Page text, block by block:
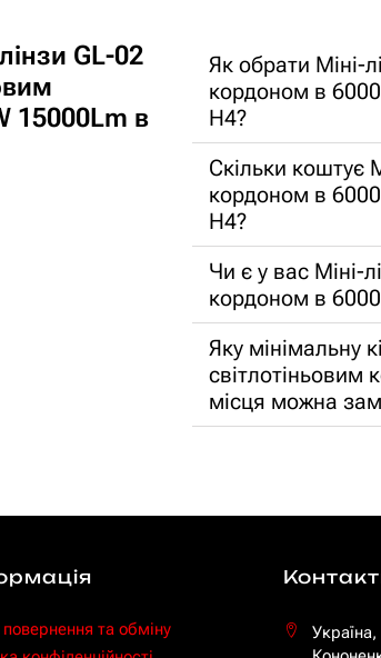
GL-02
15000Lm в
Як обрати Міні-
кордоном в
H4?
Скільки коштує
кордоном в
H4?
Чи є у вас Міні-
кордоном в
Яку мінімальну
місця можна
та обміну